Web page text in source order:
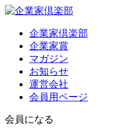
企業家倶楽部
企業家賞
マガジン
お知らせ
運営会社
会員用ページ
会員になる